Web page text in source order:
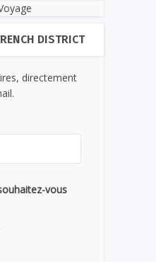
DISTRICT
directement
vous